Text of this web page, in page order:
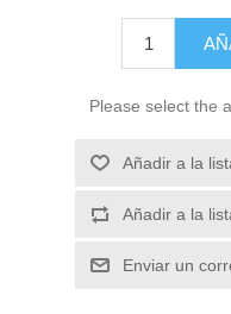
Please select the